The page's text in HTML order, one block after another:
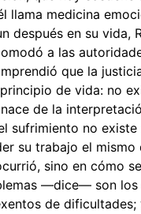
medicina
después en su
a las
que la
de vida: no
de la
sufrimiento no
su trabajo el
sino en cómo
—dice— son
de